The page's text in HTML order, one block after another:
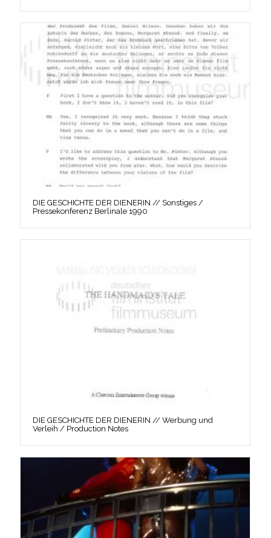
DIE GESCHICHTE DER DIENERIN // Sonstiges /
Pressekonferenz Berlinale 1990
DIE GESCHICHTE DER DIENERIN // Werbung und
Verleih / Production Notes